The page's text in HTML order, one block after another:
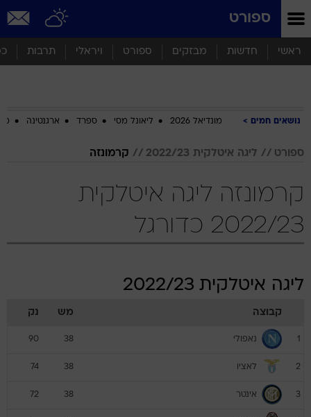
ספורט
ראשי חדשות מבזקים ספורט ויראלי תרבות
נושאים חמים מונדיאל 2026 ליאונל מסי ספרד ארגנטינה
ספורט ליגה איטלקית 2022/23 קרמונזה
קרמונזה ליגה איטלקית
2022/23 כדורגל
ליגה איטלקית 2022/23
קבוצה מש נק
1 נאפולי 38
90
2 לאציו 38
74
3 אינטר 38
72